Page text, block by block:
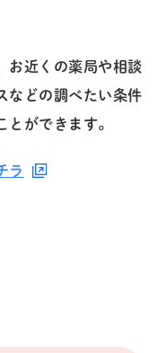
お近くの薬局や相談
などの調べたい条件
とができます。
ラ